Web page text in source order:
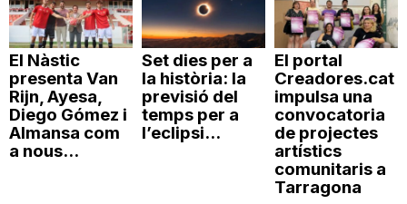
El Nàstic
presenta Van
Rijn, Ayesa,
Diego Gómez i
Almansa com
a nous...
Set dies per a
la història: la
previsió del
temps per a
l’eclipsi...
El portal
Creadores.cat
impulsa una
convocatoria
de projectes
artístics
comunitaris a
Tarragona